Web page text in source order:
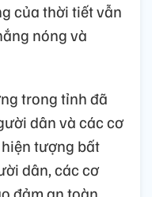
của thời tiết vẫn
nóng và
trong tỉnh đã
dân và các cơ
tượng bất
dân, các cơ